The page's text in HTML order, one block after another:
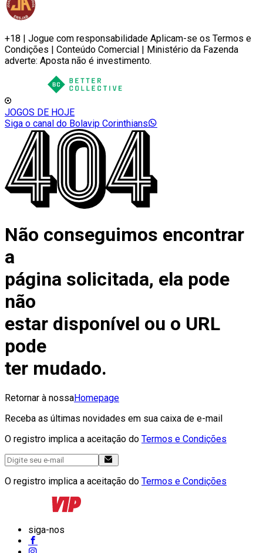
+18 | Jogue com responsabilidade Aplicam-se os Termos e
Condições | Conteúdo Comercial | Ministério da Fazenda
adverte: Aposta não é investimento.
JOGOS DE HOJE
Siga o canal do Bolavip Corinthians
Não conseguimos encontrar
a
página solicitada, ela pode
não
estar disponível ou o URL
pode
ter mudado.
Retornar à nossaHomepage
Receba as últimas novidades em sua caixa de e-mail
O registro implica a aceitação do Termos e Condições
O registro implica a aceitação do Termos e Condições
siga-nos